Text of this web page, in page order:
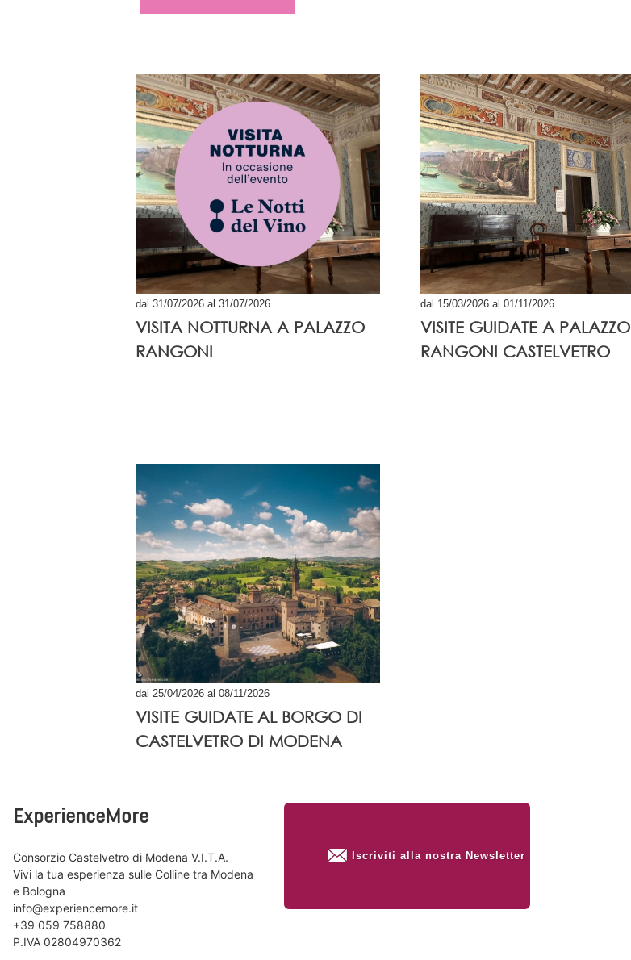
dal 31/07/2026 al 31/07/2026
VISITA NOTTURNA A PALAZZO
RANGONI
dal 15/03/2026 al 01/11/2026
VISITE GUIDATE A PALAZZO
RANGONI CASTELVETRO
dal 25/04/2026 al 08/11/2026
VISITE GUIDATE AL BORGO DI
CASTELVETRO DI MODENA
ExperienceMore
Consorzio Castelvetro di Modena V.I.T.A.
Vivi la tua esperienza sulle Colline tra Modena
e Bologna
info@experiencemore.it
+39 059 758880
P.IVA 02804970362
Iscriviti alla nostra Newsletter